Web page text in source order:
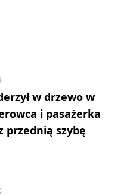
w drzewo w
i pasażerka
przednią szybę